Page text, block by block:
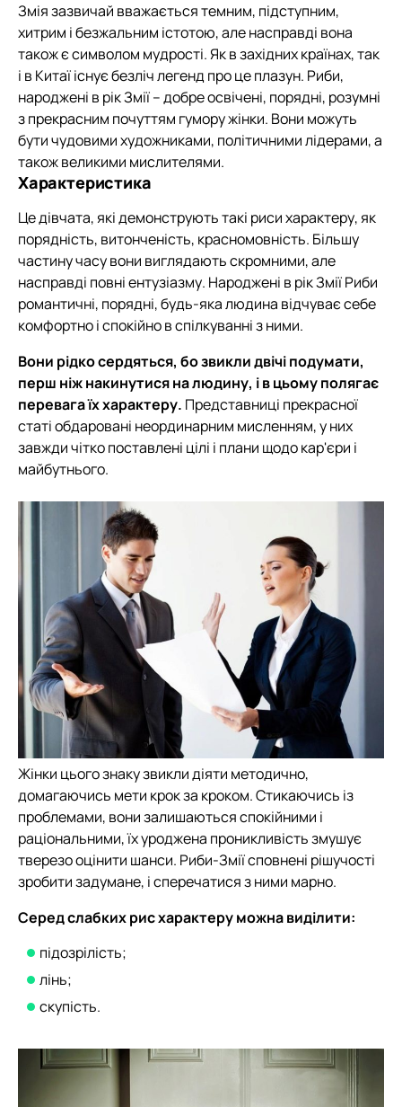
Змія зазвичай вважається темним, підступним,
хитрим і безжальним істотою, але насправді вона
також є символом мудрості. Як в західних країнах, так
і в Китаї існує безліч легенд про це плазун. Риби,
народжені в рік Змії – добре освічені, порядні, розумні
з прекрасним почуттям гумору жінки. Вони можуть
бути чудовими художниками, політичними лідерами, а
також великими мислителями.
Характеристика
Це дівчата, які демонструють такі риси характеру, як
порядність, витонченість, красномовність. Більшу
частину часу вони виглядають скромними, але
насправді повні ентузіазму. Народжені в рік Змії Риби
романтичні, порядні, будь-яка людина відчуває себе
комфортно і спокійно в спілкуванні з ними.
Вони рідко сердяться, бо звикли двічі подумати,
перш ніж накинутися на людину, і в цьому полягає
перевага їх характеру. Представниці прекрасної
статі обдаровані неординарним мисленням, у них
завжди чітко поставлені цілі і плани щодо кар'єри і
майбутнього.
Жінки цього знаку звикли діяти методично,
домагаючись мети крок за кроком. Стикаючись із
проблемами, вони залишаються спокійними і
раціональними, їх уроджена проникливість змушує
тверезо оцінити шанси. Риби-Змії сповнені рішучості
зробити задумане, і сперечатися з ними марно.
Серед слабких рис характеру можна виділити:
підозрілість;
лінь;
скупість.